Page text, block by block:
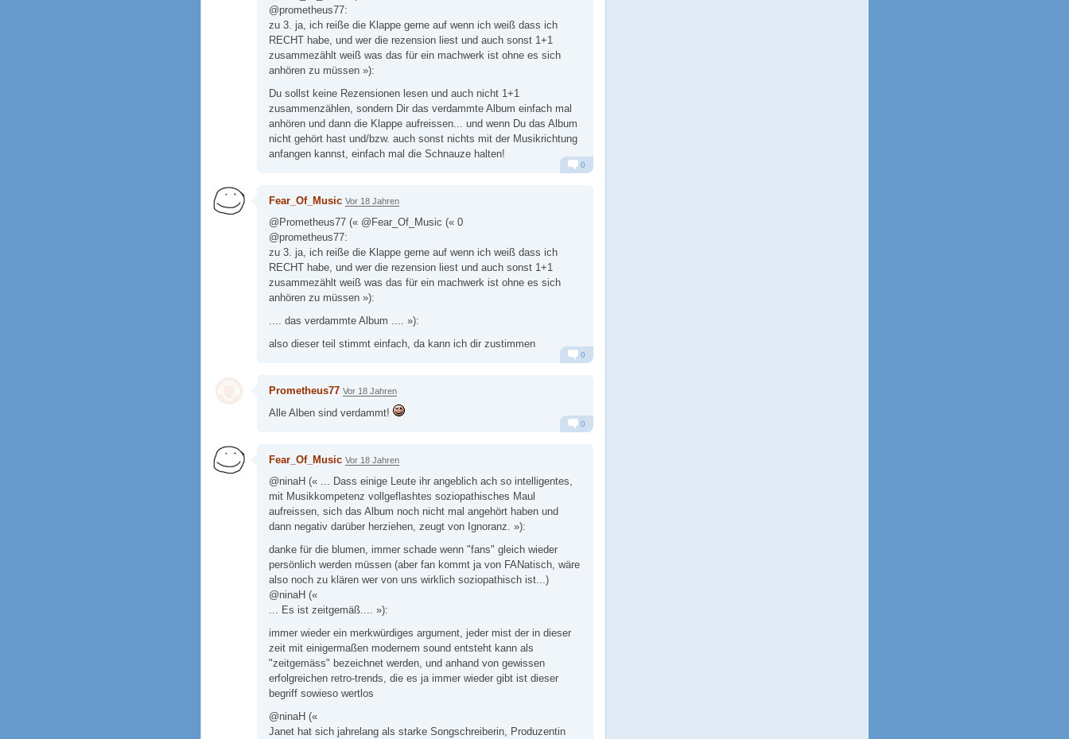
@prometheus77:
zu 3. ja, ich reiße die Klappe gerne auf wenn ich weiß dass ich
RECHT habe, und wer die rezension liest und auch sonst 1+1
zusammezählt weiß was das für ein machwerk ist ohne es sich
anhören zu müssen »):
Du sollst keine Rezensionen lesen und auch nicht 1+1
zusammenzählen, sondern Dir das verdammte Album einfach mal
anhören und dann die Klappe aufreissen... und wenn Du das Album
nicht gehört hast und/bzw. auch sonst nichts mit der Musikrichtung
anfangen kannst, einfach mal die Schnauze halten!
0
Fear_Of_Music Vor 18 Jahren
@Prometheus77 (« @Fear_Of_Music (« 0
@prometheus77:
zu 3. ja, ich reiße die Klappe gerne auf wenn ich weiß dass ich
RECHT habe, und wer die rezension liest und auch sonst 1+1
zusammezählt weiß was das für ein machwerk ist ohne es sich
anhören zu müssen »):
.... das verdammte Album .... »):
also dieser teil stimmt einfach, da kann ich dir zustimmen
0
Prometheus77 Vor 18 Jahren
Alle Alben sind verdammt!
0
Fear_Of_Music Vor 18 Jahren
@ninaH (« ... Dass einige Leute ihr angeblich ach so intelligentes,
mit Musikkompetenz vollgeflashtes soziopathisches Maul
aufreissen, sich das Album noch nicht mal angehört haben und
dann negativ darüber herziehen, zeugt von Ignoranz. »):
danke für die blumen, immer schade wenn "fans" gleich wieder
persönlich werden müssen (aber fan kommt ja von FANatisch, wäre
also noch zu klären wer von uns wirklich soziopathisch ist...)
@ninaH («
... Es ist zeitgemäß.... »):
immer wieder ein merkwürdiges argument, jeder mist der in dieser
zeit mit einigermaßen modernem sound entsteht kann als
"zeitgemäss" bezeichnet werden, und anhand von gewissen
erfolgreichen retro-trends, die es ja immer wieder gibt ist dieser
begriff sowieso wertlos
@ninaH («
Janet hat sich jahrelang als starke Songschreiberin, Produzentin